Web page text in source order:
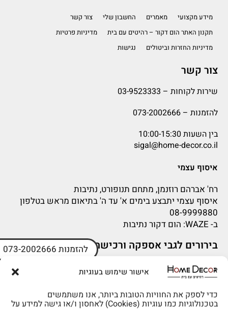
אישור שימוש בעוגיות
כדי לספק את החוויות הטובות ביותר, אנו משתמשים
בטכנולוגיות כמו עוגיות (Cookies) לאחסון ו/או גישה למידע על
להזמנות 073-2002666
מידע מקצועי מאמרים החשבון שלי
צור קשר
תקנון האתר הום דקור – רהיטים עם בית
מדיניות פרטיות
מדיניות החזרות וביטולים
נגישות
צור קשר
שירות לקוחות – 03-9523333
להזמנות – 073-2002666
בין השעות 10:00-15:30
sigal@home-decor.co.il
איסוף עצמי
רח' אברהם רוזנמן, מתחם תנופורט, נתיבות
איסוף עצמי יתבצע בימים א' עד ה' בתיאום מראש בטלפון
08-9999880
ב- WAZE: הום דקור נתיבות
בירורים לגבי אספקה ורכישה
בירור לגבי אספקה -ניתן לפנות למייל:
sigal@home-decor.co.il
פניות לפני רכישה – ניתן לפנות למייל: omer@home-
decor.co.il